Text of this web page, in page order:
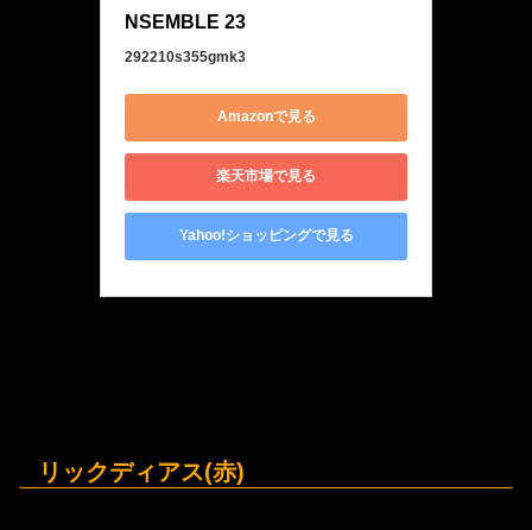
NSEMBLE 23
292210s355gmk3
Amazonで見る
楽天市場で見る
Yahoo!ショッピングで見る
リックディアス(赤)